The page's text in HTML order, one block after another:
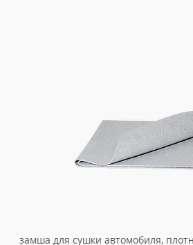
замша для сушки автомобиля,